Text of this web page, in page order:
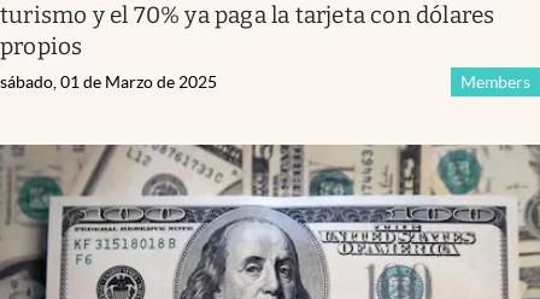
turismo y el 70% ya paga la tarjeta con dólares
propios
Members
sábado, 01 de Marzo de 2025